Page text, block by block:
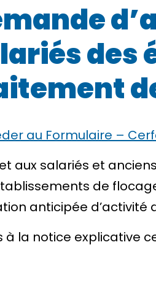
des
au Formulaire –
aux salariés et
de
anticipée d’activité
à la notice explicative